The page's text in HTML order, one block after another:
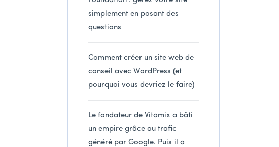
simplement en posant des
questions
Comment créer un site web de
conseil avec WordPress (et
pourquoi vous devriez le faire)
Le fondateur de Vitamix a bâti
un empire grâce au trafic
généré par Google. Puis il a